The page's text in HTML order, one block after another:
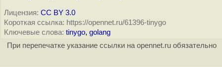
Лицензия: CC BY 3.0
Короткая ссылка: https://opennet.ru/61396-tinygo
Ключевые слова: tinygo, golang
При перепечатке указание ссылки на opennet.ru обязательно